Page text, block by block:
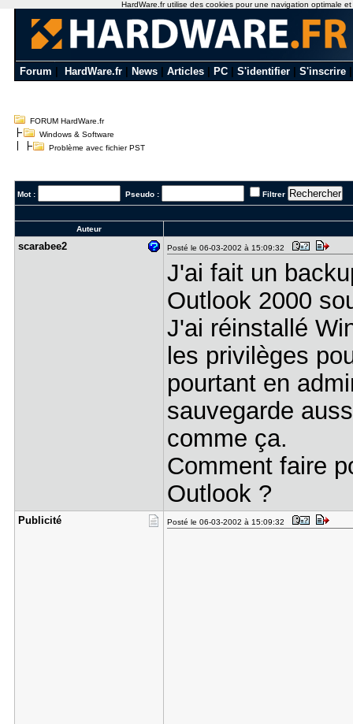
Forum HardWare.fr News Articles PC S'identifier S'inscrire
FORUM HardWare.fr
Windows & Software
Problème avec fichier PST
Mot : Pseudo : Filtrer
Auteur
scarabee2 Posté le 06-03-2002 à 15:09:32
J'ai fait un
Outlook 2000
J'ai réinstallé
les privilèges
pourtant en
sauvegarde
comme ça.
Comment faire
Outlook ?
Publicité Posté le 06-03-2002 à 15:09:32
HardWare.fr utilise des cookies pour une navigation optimale